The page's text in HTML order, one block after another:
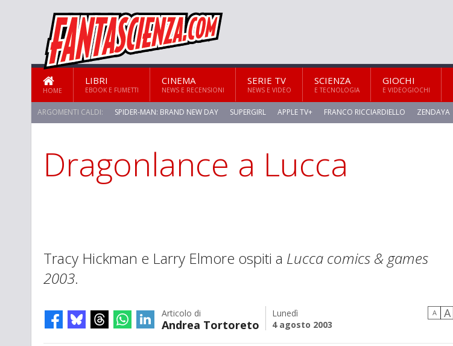
HOME
LIBRI
EBOOK E FUMETTI
CINEMA
NEWS E RECENSIONI
SERIE TV
NEWS E VIDEO
SCIENZA
E TECNOLOGIA
GIOCHI
E VIDEOGIOCHI
ARGOMENTI CALDI: SPIDER-MAN: BRAND NEW DAY SUPERGIRL APPLE TV+ FRANCO RICCIARDIELLO ZENDAYA
STAR TREK: STRANGE NEW WORLDS
Dragonlance a Lucca
Tracy Hickman e Larry Elmore ospiti a Lucca comics & games
2003.
Articolo di
Andrea Tortoreto
Lunedì
4 agosto 2003
A A